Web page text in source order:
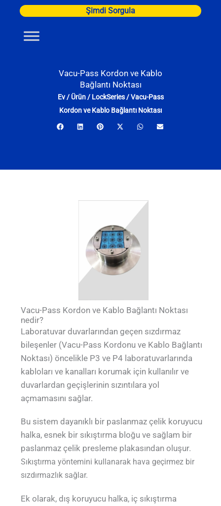
İçeriğe
Şimdi Sorgula
Vacu-Pass Kordon ve Kablo
Bağlantı Noktası
Ev/ Ürün/ LockSeries/Vacu-Pass
Kordon ve Kablo Bağlantı Noktası
Vacu-Pass Kordon ve Kablo Bağlantı Noktası
nedir?
Laboratuvar duvarlarından geçen sızdırmaz
bileşenler (Vacu-Pass Kordonu ve Kablo Bağlantı
Noktası) öncelikle P3 ve P4 laboratuvarlarında
kabloları ve kanalları korumak için kullanılır ve
duvarlardan geçişlerinin sızıntılara yol
açmamasını sağlar.
Bu sistem dayanıklı bir paslanmaz çelik koruyucu
halka, esnek bir sıkıştırma bloğu ve sağlam bir
paslanmaz çelik presleme plakasından oluşur.
Sıkıştırma yöntemini kullanarak hava geçirmez bir
sızdırmazlık sağlar.
Ek olarak, dış koruyucu halka, iç sıkıştırma